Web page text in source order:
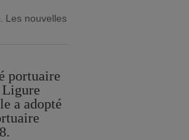
Les nouvelles
portuaire
a adopté